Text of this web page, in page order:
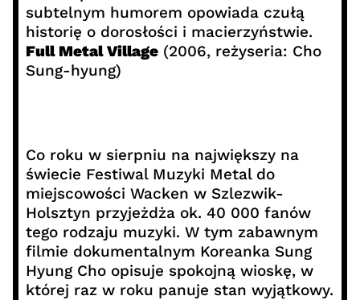
subtelnym humorem opowiada czułą
historię o dorosłości i macierzyństwie.
Full Metal Village(2006, reżyseria: Cho
Sung-hyung)
Co roku w sierpniu na największy na
świecie Festiwal Muzyki Metal do
miejscowości Wacken w Szlezwik-
Holsztyn przyjeżdża ok. 40 000 fanów
tego rodzaju muzyki. W tym zabawnym
filmie dokumentalnym Koreanka Sung
Hyung Cho opisuje spokojną wioskę, w
której raz w roku panuje stan wyjątkowy.